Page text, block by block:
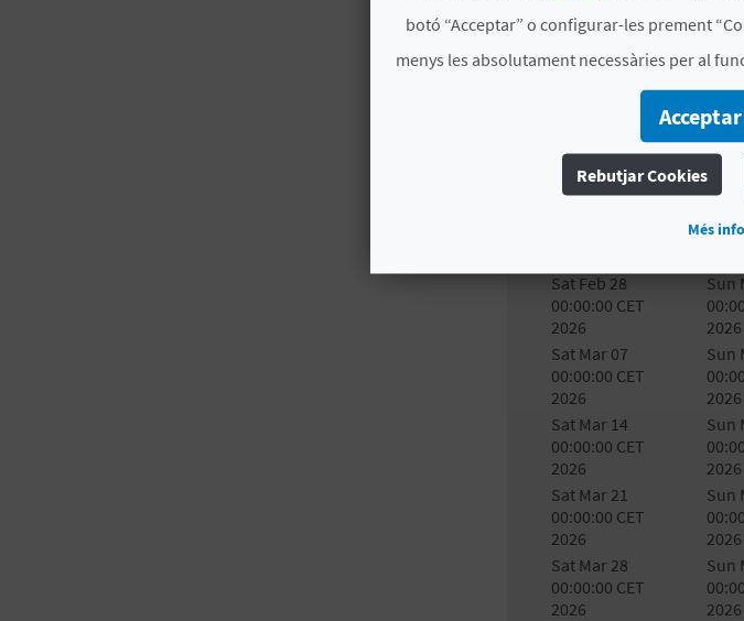
Playa Mil
#
Sat Feb 28
00:00:00 CET
2026
Sun
2026
Sat Mar 07
00:00:00 CET
2026
Sun
2026
Sat Mar 14
00:00:00 CET
2026
Sun
2026
Sat Mar 21
00:00:00 CET
2026
Sun
2026
Sat Mar 28
00:00:00 CET
2026
Sun
2026
botó “Acceptar” o configurar-les prement
menys les absolutament necessàries per al
Rebutjar Cookies
Més